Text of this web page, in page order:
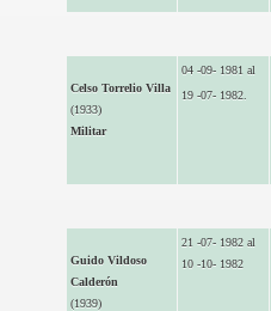
Celso Torrelio Villa
(1933)
Militar
04 -09- 1981 al
19 -07- 1982.
Guido Vildoso
Calderón
(1939)
21 -07- 1982 al
10 -10- 1982